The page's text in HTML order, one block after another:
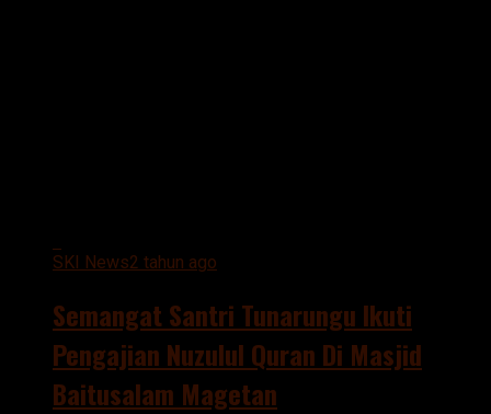
SKI News2 tahun ago
Semangat Santri Tunarungu Ikuti
Pengajian Nuzulul Quran Di Masjid
Baitusalam Magetan